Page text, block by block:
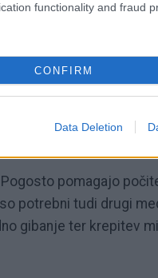
functionality and fraud
CONFIRM
Data Deletion
simptome.
ali vam otežuje
oteklina,
pomagajo
potrebni tudi drugi
gibanje ter krepitev